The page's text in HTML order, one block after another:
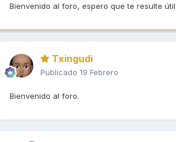
Bienvenido al foro, espero que te resulte
Txingudi
Publicado 19 Febrero
Bienvenido al foro.